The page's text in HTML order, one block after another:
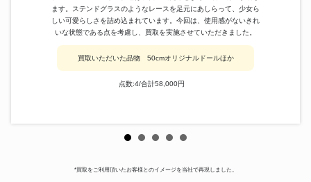
ます。ステンドグラスのようなレースを足元にあしらって、少女ら
しい可愛らしさを詰め込まれています。今回は、使用感がないきれ
いな状態である点を考慮し、買取を実施させていただきました。
買取いただいた品物 50cmオリジナルドールほか
点数:4/合計58,000円
*買取をご利用頂いたお客様とのイメージを当社で再現しました。